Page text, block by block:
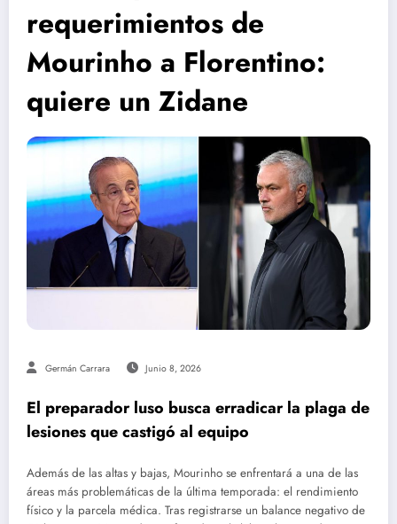
requerimientos de
Mourinho a Florentino:
quiere un Zidane
Germán Carrara Junio 8, 2026
El preparador luso busca erradicar la plaga de
lesiones que castigó al equipo
Además de las altas y bajas, Mourinho se enfrentará a una de las
áreas más problemáticas de la última temporada: el rendimiento
físico y la parcela médica. Tras registrarse un balance negativo de